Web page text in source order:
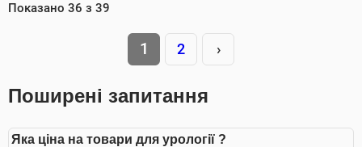
Показано 36 з 39
1 2 ›
Поширені запитання
Яка ціна на товари для урології ?